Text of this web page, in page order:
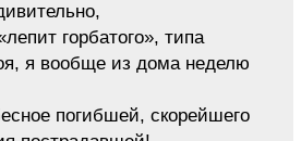
горбатого», типа
я вообще из дома неделю
погибшей, скорейшего